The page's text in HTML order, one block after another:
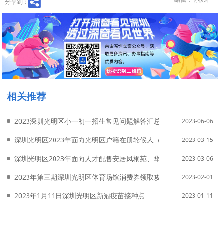
相关推荐
2023深圳光明区小一初一招生常见问题解答汇总 2023-06-06
深圳光明区2023年面向光明区户籍在册轮候人（家庭）特殊困难群
2023-03-15
深圳光明区2023年面向人才配售安居凤桐苑、华侨城九樾广场项目
2023-03-06
2023年第三期深圳光明区体育场馆消费券领取攻略（附入口）
2023-02-01
2023年1月11日深圳光明区新冠疫苗接种点 2023-01-11